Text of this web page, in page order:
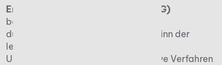
Ertragswertverfahren (§ 199 BewG)
berechnet. Dabei fließt auch der
durchschnittliche nachhaltige Gewinn der
letzten Jahre in die Bewertung des
Unternehmenswertes ein. Alternative Verfahren